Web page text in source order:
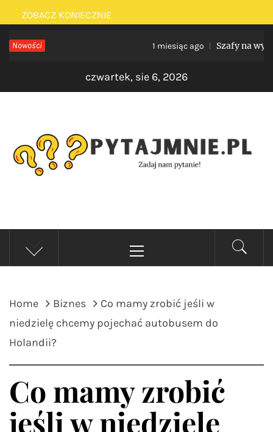
Skip
to
content
ZOBACZ KONIECZNIE
Nowości 1 miesiąc ago Szafy na wymiar
czwartek, sie 6, 2026
PYTAJMNIE.PL
Zadaj nam pytanie!
Menu
Home Biznes
Co mamy zrobić jeśli w
niedzielę chcemy pojechać autobusem do
Holandii?
Co mamy zrobić
jeśli w niedzielę